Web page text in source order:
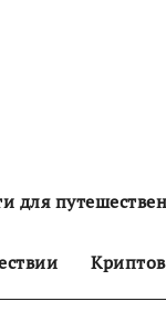
для